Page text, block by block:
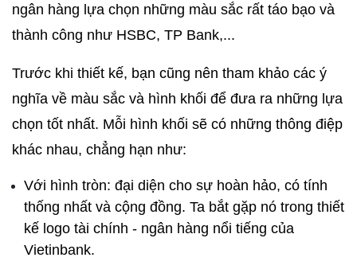
ngân hàng lựa chọn những màu sắc rất táo bạo và
thành công như HSBC, TP Bank,...
Trước khi thiết kế, bạn cũng nên tham khảo các ý
nghĩa về màu sắc và hình khối để đưa ra những lựa
chọn tốt nhất. Mỗi hình khối sẽ có những thông điệp
khác nhau, chẳng hạn như:
Với hình tròn: đại diện cho sự hoàn hảo, có tính
thống nhất và cộng đồng. Ta bắt gặp nó trong thiết
kế logo tài chính - ngân hàng nổi tiếng của
Vietinbank.